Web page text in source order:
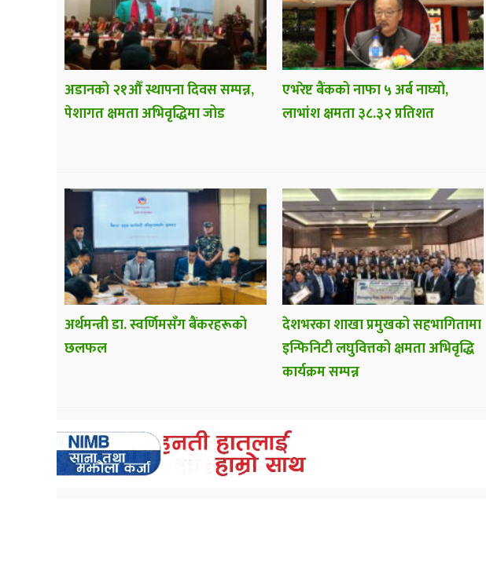
अडानको २१औँ स्थापना दिवस सम्पन्न,
पेशागत क्षमता अभिवृद्धिमा जोड
एभरेष्ट बैंकको नाफा ५ अर्ब नाघ्यो,
लाभांश क्षमता ३८.३२ प्रतिशत
अर्थमन्त्री डा. स्वर्णिमसँग बैंकरहरूको
छलफल
देशभरका शाखा प्रमुखको सहभागितामा
इन्फिनिटी लघुवित्तको क्षमता अभिवृद्धि
कार्यक्रम सम्पन्न